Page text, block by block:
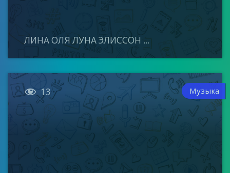
ЛИНА ОЛЯ ЛУНА ЭЛИССОН ...
 13 Музыка